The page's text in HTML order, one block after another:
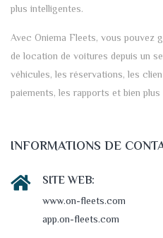
plus intelligentes.
Avec Oniema Fleets, vous pouvez
de location de voitures depuis un
véhicules, les réservations, les
paiements, les rapports et bien
INFORMATIONS DE
SITE WEB:
www.on-fleets.com
app.on-fleets.com